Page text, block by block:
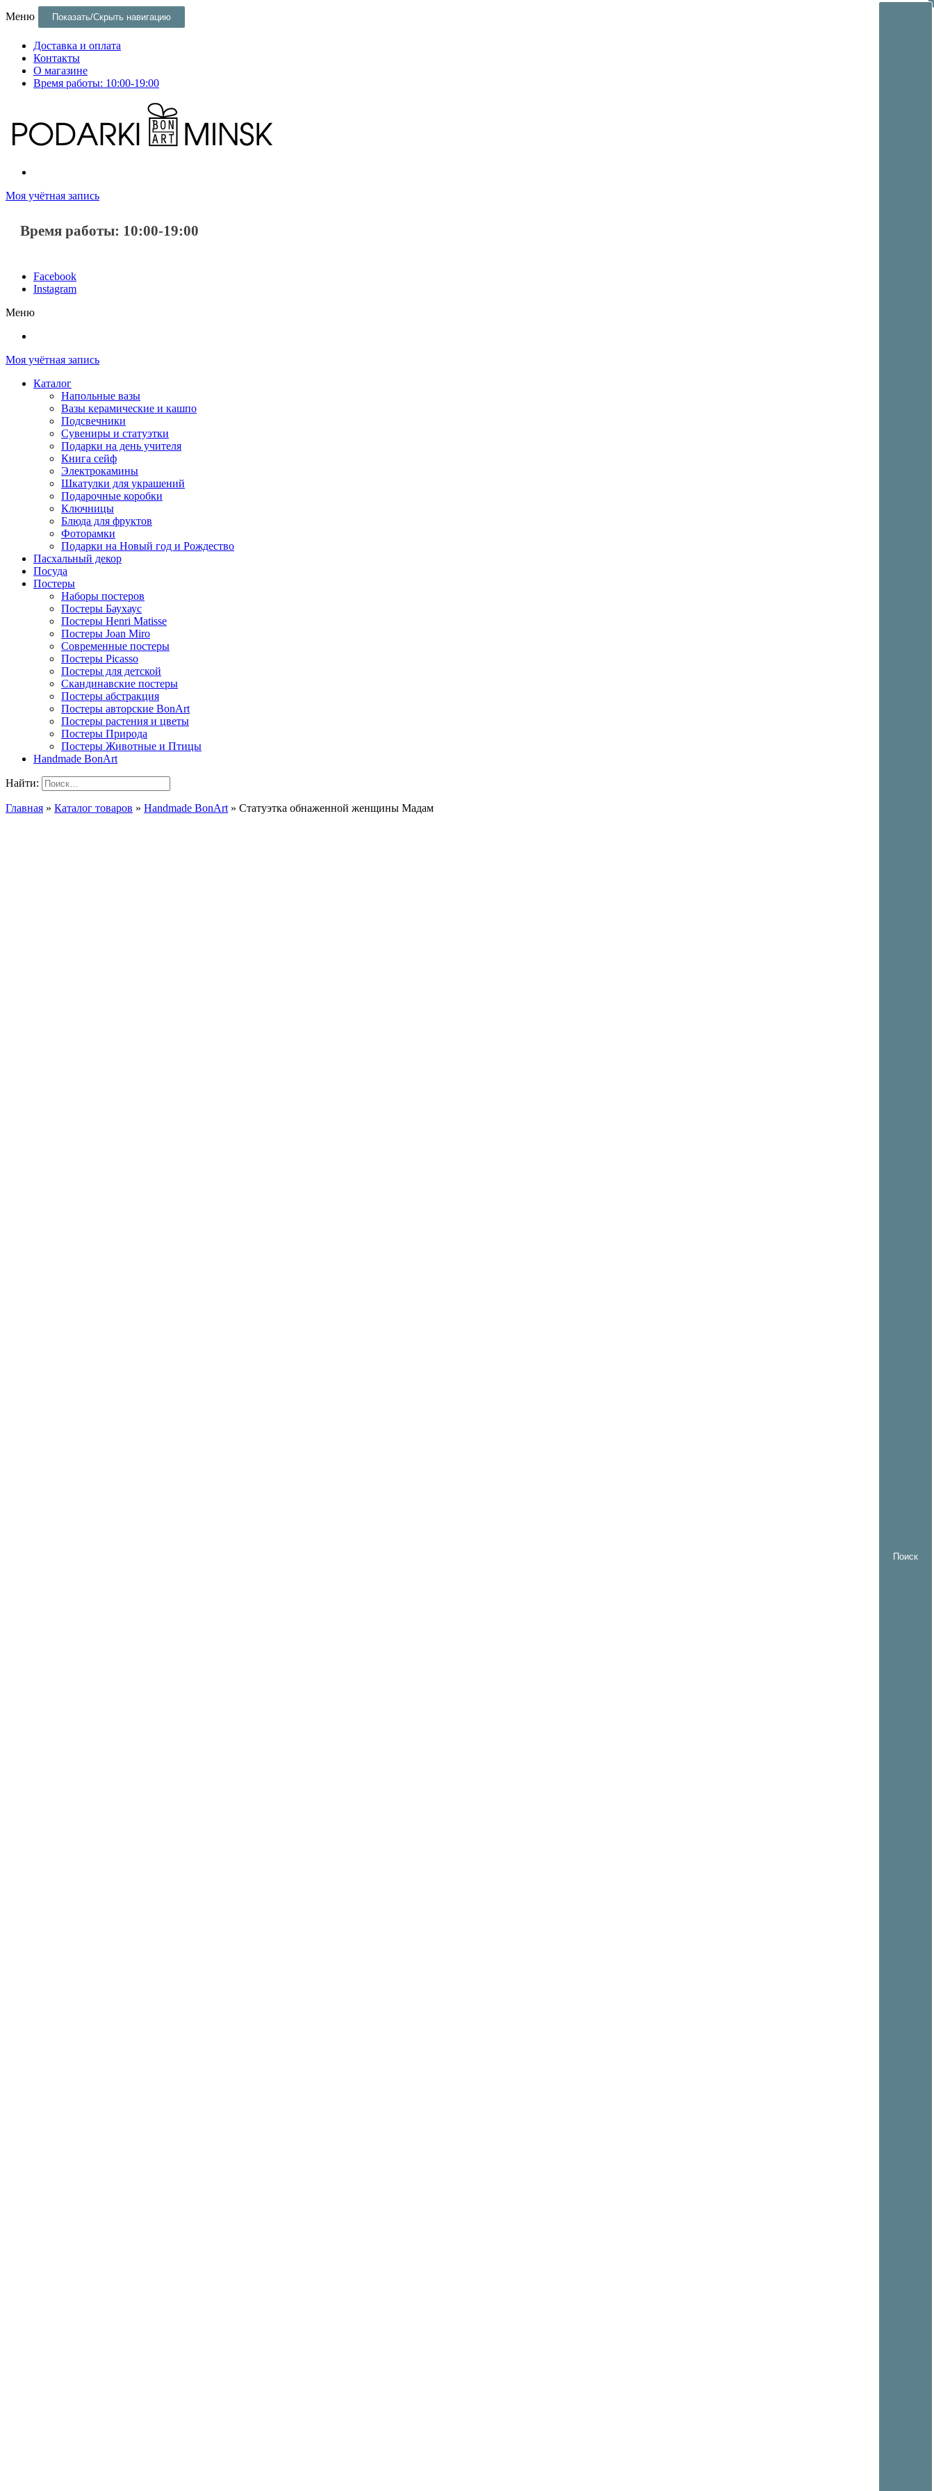
Меню Показать/Скрыть навигацию
Доставка и оплата
Контакты
О магазине
Время работы: 10:00-19:00
Постеры и оригинальные подарки и сувениры в Минске
Постеры и оригинальные подарки в Минске
Моя учётная запись
Время работы: 10:00-19:00
Facebook
Instagram
Меню
Моя учётная запись
Каталог
Напольные вазы
Вазы керамические и кашпо
Подсвечники
Сувениры и статуэтки
Подарки на день учителя
Книга сейф
Электрокамины
Шкатулки для украшений
Подарочные коробки
Ключницы
Блюда для фруктов
Фоторамки
Подарки на Новый год и Рождество
Пасхальный декор
Посуда
Постеры
Наборы постеров
Постеры Баухаус
Постеры Henri Matisse
Постеры Joan Miro
Современные постеры
Постеры Picasso
Постеры для детской
Скандинавские постеры
Постеры абстракция
Постеры авторские BonArt
Постеры растения и цветы
Постеры Природа
Постеры Животные и Птицы
Handmade BonArt
Найти:
Главная » Каталог товаров » Handmade BonArt » Статуэтка обнаженной женщины Мадам